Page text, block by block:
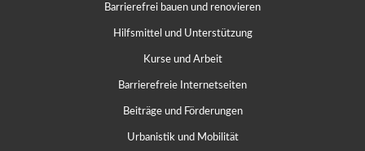
Barrierefrei bauen und renovieren
Hilfsmittel und Unterstützung
Kurse und Arbeit
Barrierefreie Internetseiten
Beiträge und Förderungen
Urbanistik und Mobilität